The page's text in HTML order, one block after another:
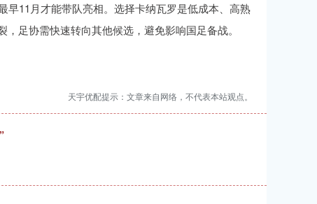
早11月才能带队亮相。选择卡纳瓦罗是低成本、高熟
足协需快速转向其他候选，避免影响国足备战。
天宇优配提示：文章来自网络，不代表本站观点。